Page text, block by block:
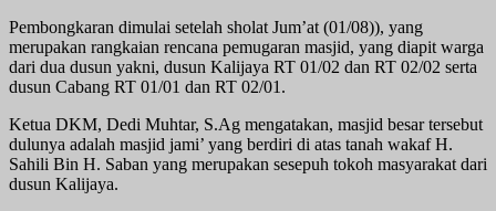
Pembongkaran dimulai setelah sholat Jum’at (01/08)), yang
merupakan rangkaian rencana pemugaran masjid, yang diapit warga
dari dua dusun yakni, dusun Kalijaya RT 01/02 dan RT 02/02 serta
dusun Cabang RT 01/01 dan RT 02/01.
Ketua DKM, Dedi Muhtar, S.Ag mengatakan, masjid besar tersebut
dulunya adalah masjid jami’ yang berdiri di atas tanah wakaf H.
Sahili Bin H. Saban yang merupakan sesepuh tokoh masyarakat dari
dusun Kalijaya.